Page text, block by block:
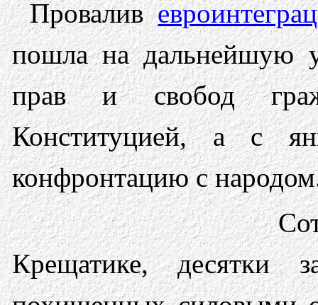
Провалив
пошла на дальнейшую
прав и свобод
Конституцией, а с
конфронтацию с
Крещатике, десятки